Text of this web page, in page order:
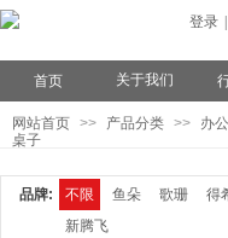
登录
首页 关于我们
网站首页 >> 产品分类 >> 办
桌子
品牌: 不限 鱼朵 歌珊 得
新腾飞